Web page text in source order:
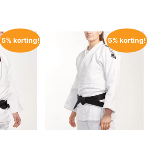
5% korting! 5% korting!